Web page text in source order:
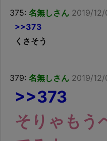
375: 名無しさん 2019/
>>373
くさそう
379: 名無しさん 2019/
>>373
そりゃもう